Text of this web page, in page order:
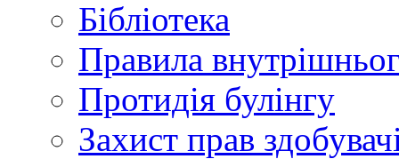
Бібліотека
Правила
Протидія булінгу
Захист прав